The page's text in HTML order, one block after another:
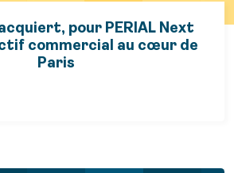
acquiert, pour PERIAL Next
commercial au cœur de
Paris